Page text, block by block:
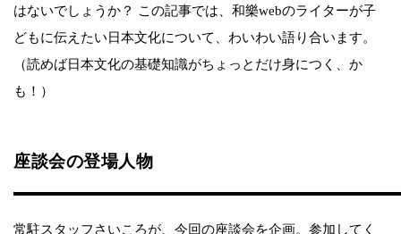
はないでしょうか？ この記事では、和樂webのライターが子
どもに伝えたい日本文化について、わいわい語り合います。
（読めば日本文化の基礎知識がちょっとだけ身につく、か
も！）
座談会の登場人物
常駐スタッフさいころが、今回の座談会を企画。参加してく